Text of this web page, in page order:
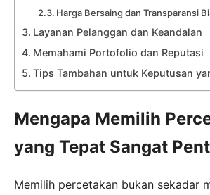
Harga Bersaing dan Transparansi
Layanan Pelanggan dan Keandalan
Memahami Portofolio dan Reputasi
Tips Tambahan untuk Keputusan
Mengapa Memilih
yang Tepat Sangat
Memilih percetakan bukan sekadar